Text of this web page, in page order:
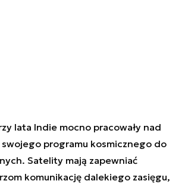
lata Indie mocno pracowały nad
programu kosmicznego do
Satelity mają zapewniać
komunikację dalekiego zasięgu,